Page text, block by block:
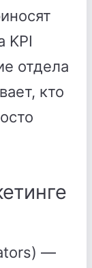
KPI
отдела
кто
—